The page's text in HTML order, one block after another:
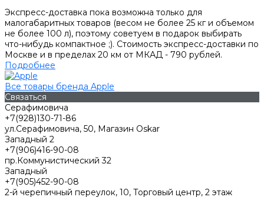
Экспресс-доставка пока возможна только для
малогабаритных товаров (весом не более 25 кг и объемом
не более 100 л), поэтому советуем в подарок выбирать
что-нибудь компактное ;). Стоимость экспресс-доставки по
Москве и в пределах 20 км от МКАД - 790 рублей.
Подробнее
Все товары бренда Apple
Связаться
Серафимовича
+7(928)130-71-86
ул.Серафимовича, 50, Магазин Oskar
Западный 2
+7(906)416-90-08
пр.Коммунистический 32
Западный
+7(905)452-90-08
2-й черепичный переулок, 10, Торговый центр, 2 этаж